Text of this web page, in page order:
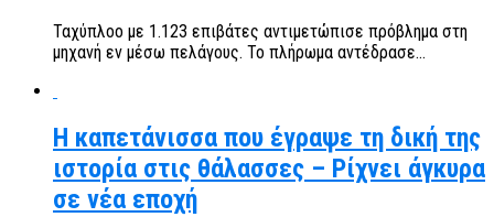
Ταχύπλοο με 1.123 επιβάτες αντιμετώπισε πρόβλημα στη
μηχανή εν μέσω πελάγους. Το πλήρωμα αντέδρασε...
Η καπετάνισσα που έγραψε τη δική της
ιστορία στις θάλασσες – Ρίχνει άγκυρα
σε νέα εποχή